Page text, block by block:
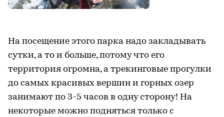
На посещение этого парка надо закладывать
сутки, а то и больше, потому что его
территория огромна, а трекинговые прогулки
до самых красивых вершин и горных озер
занимают по 3-5 часов в одну сторону! На
некоторые можно подняться только с